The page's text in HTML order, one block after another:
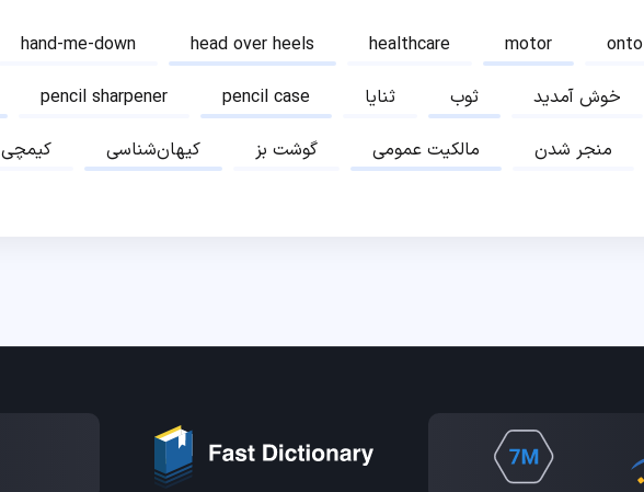
hand-me-down head over heels healthcare motor onto
pencil sharpener pencil case ثنایا ثوب خوش آمدید
کیمچی کیهان‌شناسی گوشت بز مالکیت عمومی منجر شدن